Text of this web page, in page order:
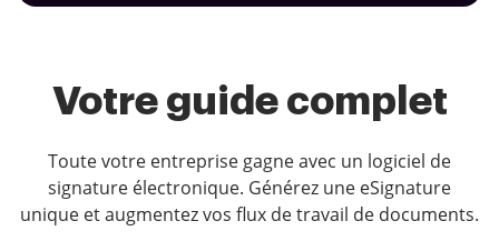
Votre guide complet
Toute votre entreprise gagne avec un logiciel de
signature électronique. Générez une eSignature
unique et augmentez vos flux de travail de documents.